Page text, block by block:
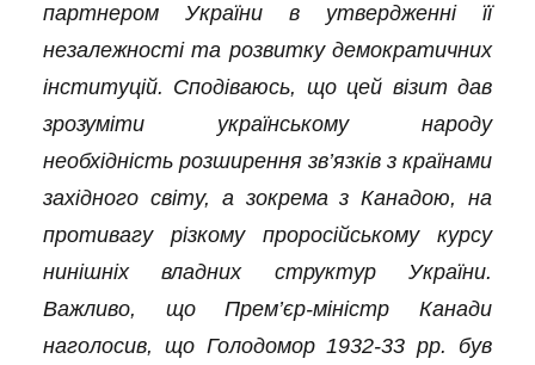
партнером України в
утвердженні її
незалежності та розвитку демократичних
інституцій. Сподіваюсь, що цей візит дав
зрозуміти українському народу
необхідність розширення зв’язків з країнами
західного світу, а зокрема з Канадою, на
противагу різкому проросійському курсу
нинішніх владних структур України.
Важливо, що Прем’єр-міністр Канади
наголосив, що Голодомор 1932-33 рр. був